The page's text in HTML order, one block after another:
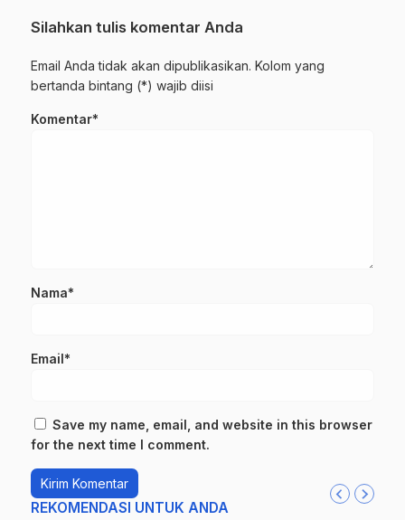
Silahkan tulis komentar Anda
Email Anda tidak akan dipublikasikan. Kolom yang
bertanda bintang (*) wajib diisi
Komentar*
Nama*
Email*
Save my name, email, and website in this browser
for the next time I comment.
REKOMENDASI UNTUK ANDA